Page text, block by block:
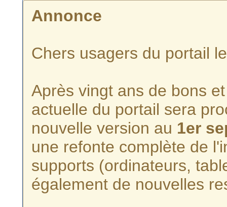
Annonce
Chers usagers du portail
Après vingt ans de bons
actuelle du portail sera
nouvelle version au 1er
une refonte complète de
supports (ordinateurs,
également de nouvelles